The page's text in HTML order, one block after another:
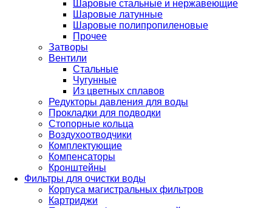
Шаровые стальные и нержавеющие
Шаровые латунные
Шаровые полипропиленовые
Прочее
Затворы
Вентили
Стальные
Чугунные
Из цветных сплавов
Редукторы давления для воды
Прокладки для подводки
Стопорные кольца
Воздухоотводчики
Комплектующие
Компенсаторы
Кронштейны
Фильтры для очистки воды
Корпуса магистральных фильтров
Картриджи